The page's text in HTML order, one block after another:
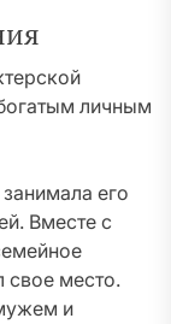
личным
его
Вместе с
место.
и